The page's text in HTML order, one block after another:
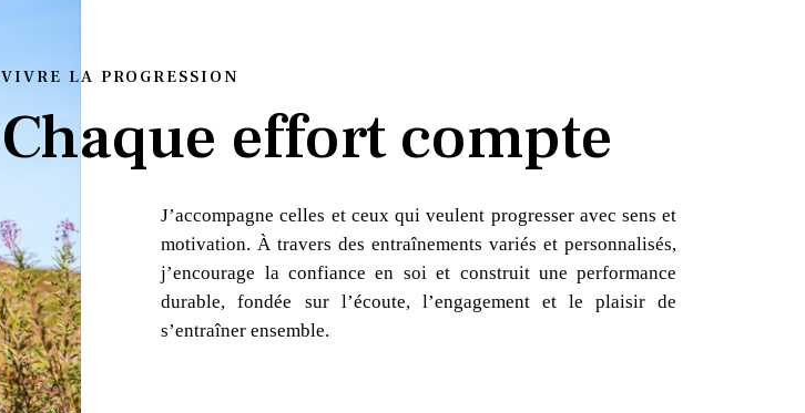
VIVRE LA PROGRESSION
Chaque effort compte
J’accompagne celles et ceux qui veulent progresser avec sens et
motivation. À travers des entraînements variés et personnalisés,
j’encourage la confiance en soi et construit une performance
durable, fondée sur l’écoute, l’engagement et le plaisir de
s’entraîner ensemble.